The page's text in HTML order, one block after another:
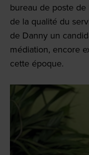
bureau de poste
de la qualité du
de Danny un
médiation, encore
cette époque.